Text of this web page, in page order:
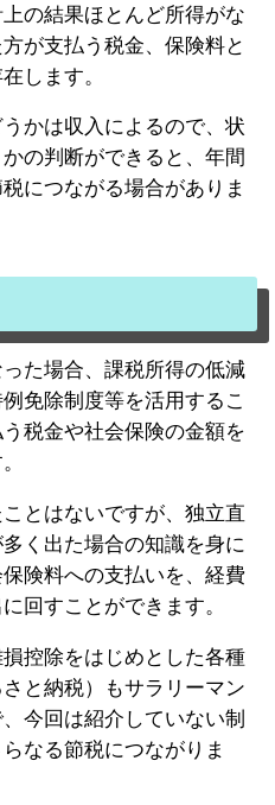
の結果ほとんど所得がな
が支払う税金、保険料と
します。
かは収入によるので、状
の判断ができると、年間
につながる場合がありま
た場合、課税所得の低減
免除制度等を活用するこ
税金や社会保険の金額を
とはないですが、独立直
く出た場合の知識を身に
険料への支払いを、経費
回すことができます。
控除をはじめとした各種
と納税）もサラリーマン
今回は紹介していない制
なる節税につながりま